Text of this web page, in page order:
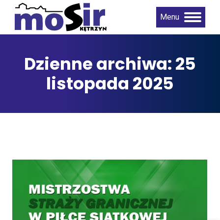
Menu
Dzienne archiwa:25
listopada 2025